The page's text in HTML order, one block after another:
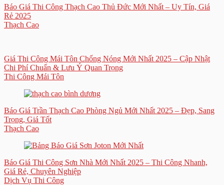
Báo Giá Thi Công Thạch Cao Thủ Đức Mới Nhất – Uy Tín, Giá
Rẻ 2025
Thạch Cao
Giá Thi Công Mái Tôn Chống Nóng Mới Nhất 2025 – Cập Nhật
Chi Phí Chuẩn & Lưu Ý Quan Trọng
Thi Công Mái Tôn
Báo Giá Trần Thạch Cao Phòng Ngủ Mới Nhất 2025 – Đẹp, Sang
Trọng, Giá Tốt
Thạch Cao
Báo Giá Thi Công Sơn Nhà Mới Nhất 2025 – Thi Công Nhanh,
Giá Rẻ, Chuyên Nghiệp
Dịch Vụ Thi Công